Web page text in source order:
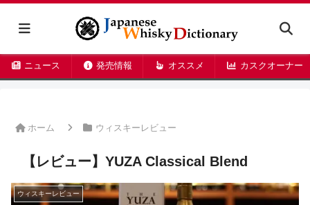
ニュース 発売情報 オススメ カスクオーナー
ホーム ウィスキーレビュー
【レビュー】YUZA Classical Blend
ウィスキーレビュー